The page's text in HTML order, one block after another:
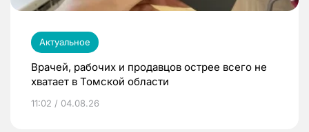
Актуальное
Врачей, рабочих и продавцов острее всего не
хватает в Томской области
11:02 / 04.08.26